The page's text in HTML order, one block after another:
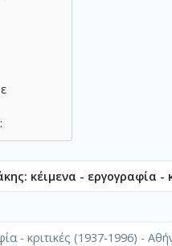
κέιμενα - εργογραφία -
- κριτικές (1937-1996) -